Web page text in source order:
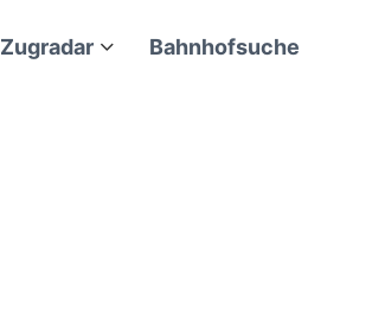
Zugradar Bahnhofsuche